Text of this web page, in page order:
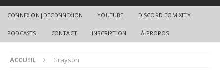
CONNEXION|DECONNEXION YOUTUBE DISCORD COMIXITY
PODCASTS CONTACT INSCRIPTION À PROPOS
ACCUEIL Grayson